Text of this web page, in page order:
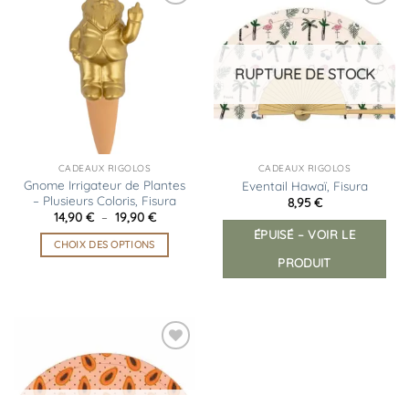
CADEAUX RIGOLOS
Gnome Irrigateur de Plantes
– Plusieurs Coloris, Fisura
14,90 € – 19,90 €Plage
prix :
CHOIX DES OPTIONS
Les
options
Ajouter
à la
liste
d’envies
RUPTURE DE STOCK
CADEAUX RIGOLOS
Eventail Hawaï, Fisura
8,95€
ÉPUISÉ – VOIR LE
PRODUIT
Ajouter
à la
liste